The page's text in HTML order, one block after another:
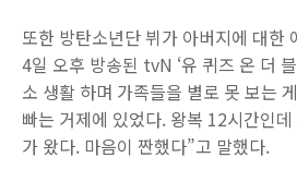
또한 방탄소년단 뷔가 아버지에 대한
4일 오후 방송된 tvN ‘유 퀴즈 온 더
소 생활 하며 가족들을 별로 못 보는
빠는 거제에 있었다. 왕복 12시간인
가 왔다. 마음이 짠했다”고 말했다.